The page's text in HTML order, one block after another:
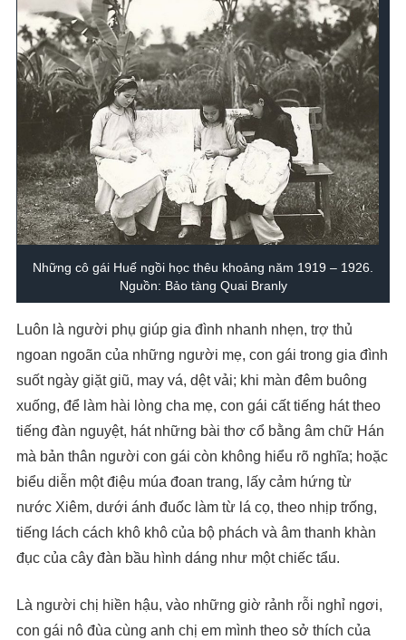
Những cô gái Huế ngồi học thêu khoảng năm 1919 – 1926.
Nguồn: Bảo tàng Quai Branly
Luôn là người phụ giúp gia đình nhanh nhẹn, trợ thủ
ngoan ngoãn của những người mẹ, con gái trong gia đình
suốt ngày giặt giũ, may vá, dệt vải; khi màn đêm buông
xuống, để làm hài lòng cha mẹ, con gái cất tiếng hát theo
tiếng đàn nguyệt, hát những bài thơ cổ bằng âm chữ Hán
mà bản thân người con gái còn không hiểu rõ nghĩa; hoặc
biểu diễn một điệu múa đoan trang, lấy cảm hứng từ
nước Xiêm, dưới ánh đuốc làm từ lá cọ, theo nhịp trống,
tiếng lách cách khô khô của bộ phách và âm thanh khàn
đục của cây đàn bầu hình dáng như một chiếc tẩu.
Là người chị hiền hậu, vào những giờ rảnh rỗi nghỉ ngơi,
con gái nô đùa cùng anh chị em mình theo sở thích của